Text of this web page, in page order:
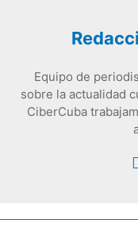
Equipo de
sobre la actualidad
CiberCuba